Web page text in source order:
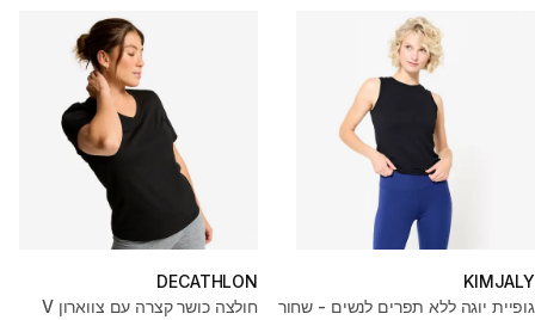
KIMJALY
גופיית יוגה ללא תפרים לנשים - שחור
DECATHLON
חולצה כושר קצרה עם צווארון V